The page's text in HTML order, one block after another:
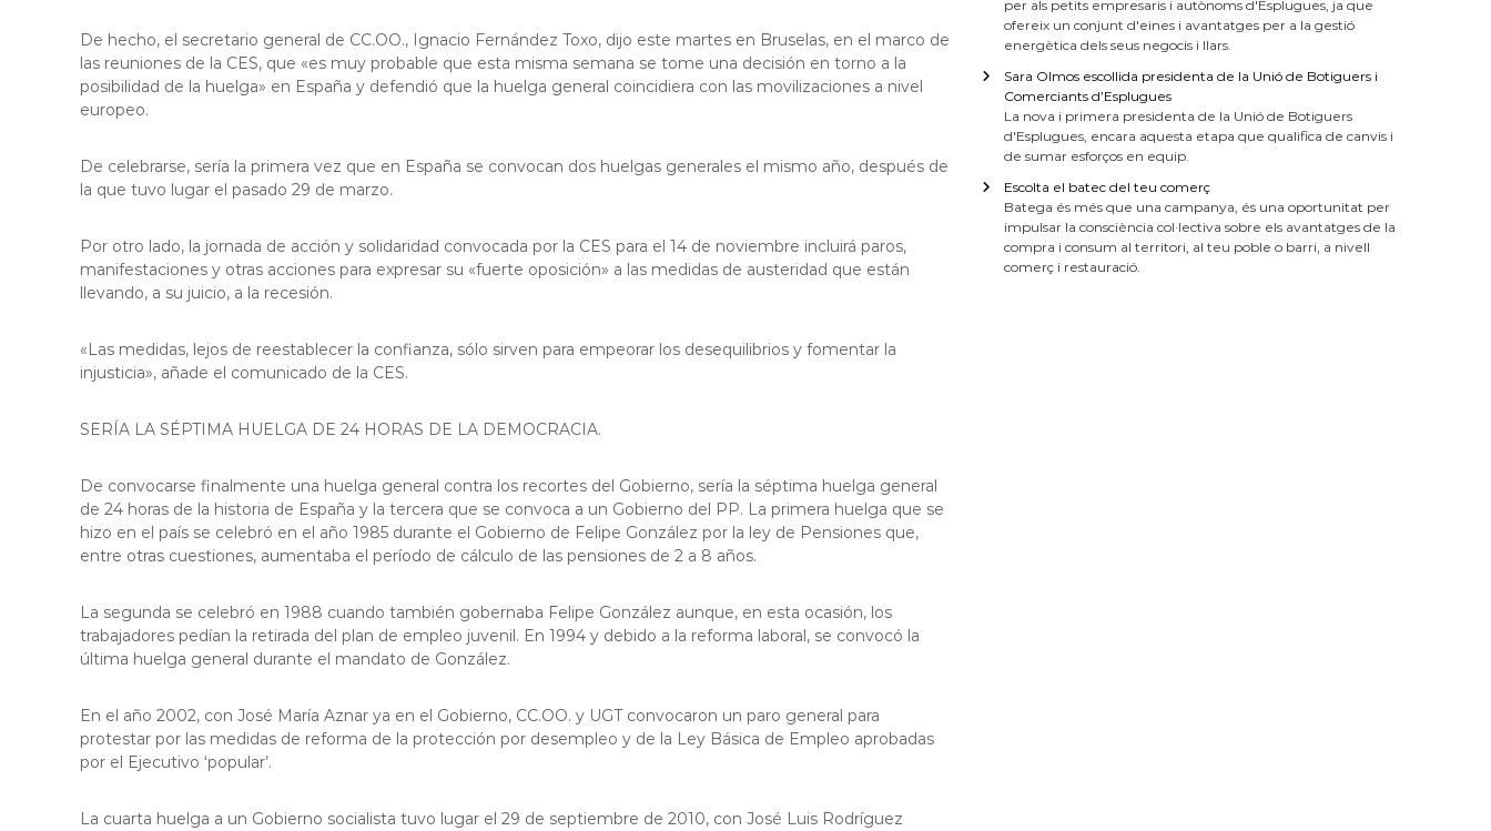
s
d
e
o
g
a
De hecho, el secretario general de CC.OO., Ignacio Fernández Toxo, dijo este martes en Bruselas, en el marco de
las reuniones de la CES, que «es muy probable que esta misma semana se tome una decisión en torno a la
posibilidad de la huelga» en España y defendió que la huelga general coincidiera con las movilizaciones a nivel
europeo.
De celebrarse, sería la primera vez que en España se convocan dos huelgas generales el mismo año, después de
la que tuvo lugar el pasado 29 de marzo.
Por otro lado, la jornada de acción y solidaridad convocada por la CES para el 14 de noviembre incluirá paros,
manifestaciones y otras acciones para expresar su «fuerte oposición» a las medidas de austeridad que están
llevando, a su juicio, a la recesión.
«Las medidas, lejos de reestablecer la confianza, sólo sirven para empeorar los desequilibrios y fomentar la
injusticia», añade el comunicado de la CES.
SERÍA LA SÉPTIMA HUELGA DE 24 HORAS DE LA DEMOCRACIA.
De convocarse finalmente una huelga general contra los recortes del Gobierno, sería la séptima huelga general
de 24 horas de la historia de España y la tercera que se convoca a un Gobierno del PP. La primera huelga que se
hizo en el país se celebró en el año 1985 durante el Gobierno de Felipe González por la ley de Pensiones que,
entre otras cuestiones, aumentaba el período de cálculo de las pensiones de 2 a 8 años.
La segunda se celebró en 1988 cuando también gobernaba Felipe González aunque, en esta ocasión, los
trabajadores pedían la retirada del plan de empleo juvenil. En 1994 y debido a la reforma laboral, se convocó la
última huelga general durante el mandato de González.
En el año 2002, con José María Aznar ya en el Gobierno, CC.OO. y UGT convocaron un paro general para
protestar por las medidas de reforma de la protección por desempleo y de la Ley Básica de Empleo aprobadas
por el Ejecutivo ‘popular’.
La cuarta huelga a un Gobierno socialista tuvo lugar el 29 de septiembre de 2010, con José Luis Rodríguez
per als petits empresaris i autònoms d'Esplugues, ja que
ofereix un conjunt d'eines i avantatges per a la gestió
energètica dels seus negocis i llars.
Sara Olmos escollida presidenta de la Unió de Botiguers i
Comerciants d’Esplugues
La nova i primera presidenta de la Unió de Botiguers
d'Esplugues, encara aquesta etapa que qualifica de canvis i
de sumar esforços en equip.
Escolta el batec del teu comerç
Batega és més que una campanya, és una oportunitat per
impulsar la consciència col·lectiva sobre els avantatges de la
compra i consum al territori, al teu poble o barri, a nivell
comerç i restauració.